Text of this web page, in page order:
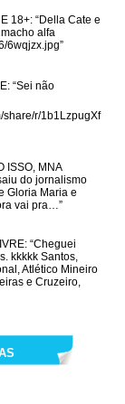
18+: “Della Cate e
alfa
6wqjzx.jpg”
: “Sei não
share/r/1b1LzpugXf
ISSO, MNA
do jornalismo
Gloria Maria e
vai pra…”
: “Cheguei
kkkkk Santos,
Atlético Mineiro
e Cruzeiro,